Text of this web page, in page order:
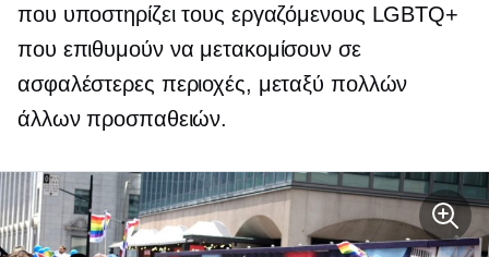
που υποστηρίζει τους εργαζόμενους LGBTQ+
που επιθυμούν να μετακομίσουν σε
ασφαλέστερες περιοχές, μεταξύ πολλών
άλλων προσπαθειών.